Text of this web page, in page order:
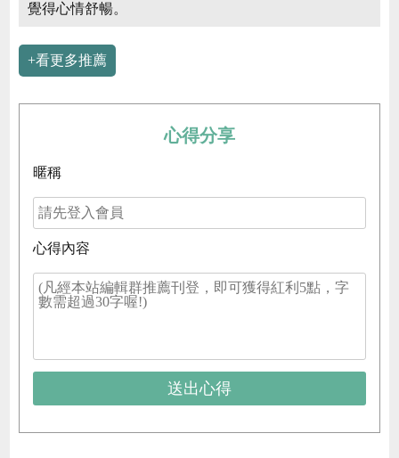
覺得心情舒暢。
+看更多推薦
心得分享
暱稱
心得內容
送出心得